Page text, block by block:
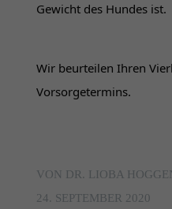
Gewicht des Hundes ist.
Wir beurteilen Ihren
Vorsorgetermins.
VON DR. LIOBA
24. SEPTEMBER 2020